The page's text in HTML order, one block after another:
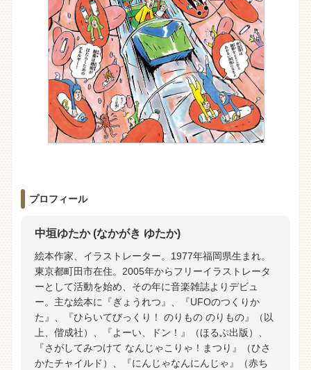
プロフィール
中垣ゆたか (なかがき ゆたか)
絵本作家、イラストレーター。1977年福岡県生まれ。
東京都町田市在住。2005年からフリーイラストレータ
ーとして活動を始め、その年に音楽雑誌よりデビュ
ー。主な絵本に『ぎょうれつ』、『UFOのつくりか
た』、『ひらいてびっくり！ のりもの のりもの』（以
上、偕成社）、『よーい、ドン！』（ほるぷ出版）、
『さがしてみつけて なんじゃこりゃ！まつり』（ひさ
かたチャイルド）、『にんじゃなんにんじゃ』（赤ち